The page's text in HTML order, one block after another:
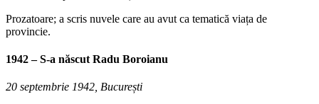
Prozatoare; a scris nuvele care au avut ca tematică viața de
provincie.
1942 – S-a născut Radu Boroianu
20 septembrie 1942, București